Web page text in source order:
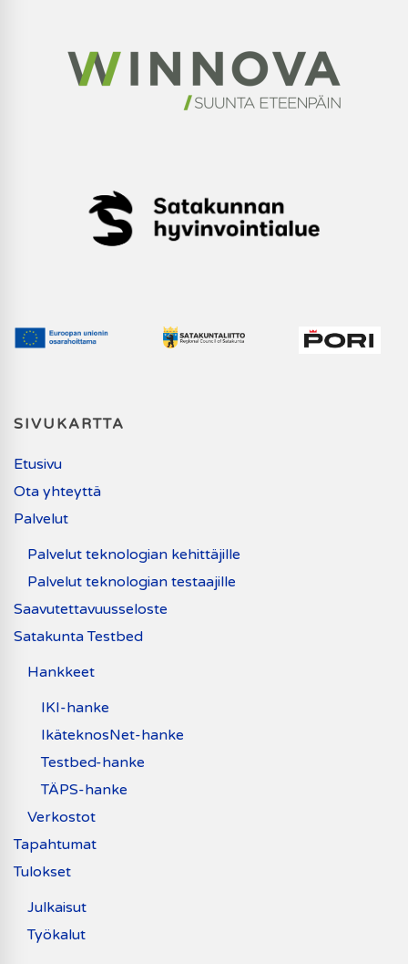
SIVUKARTTA
Etusivu
Ota yhteyttä
Palvelut
Palvelut teknologian kehittäjille
Palvelut teknologian testaajille
Saavutettavuusseloste
Satakunta Testbed
Hankkeet
IKI-hanke
IkäteknosNet-hanke
Testbed-hanke
TÄPS-hanke
Verkostot
Tapahtumat
Tulokset
Julkaisut
Työkalut